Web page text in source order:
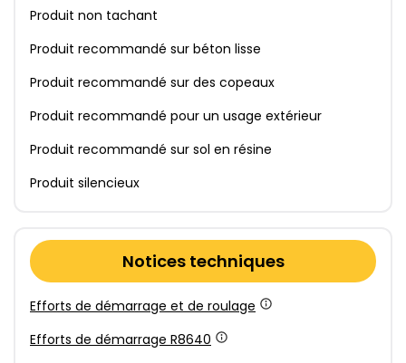
Produit non tachant
Produit recommandé sur béton lisse
Produit recommandé sur des copeaux
Produit recommandé pour un usage extérieur
Produit recommandé sur sol en résine
Produit silencieux
Notices techniques
Efforts de démarrage et de roulage
Efforts de démarrage R8640